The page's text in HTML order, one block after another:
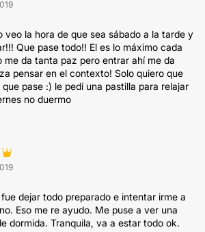
veo la hora de que sea sábado a la tarde y
Que pase todo!! El es lo máximo cada
me da tanta paz pero entrar ahí me da
pensar en el contexto! Solo quiero que
pase :) le pedí una pastilla para relajar
no duermo
dejar todo preparado e intentar irme a
Eso me re ayudo. Me puse a ver una
dormida. Tranquila, va a estar todo ok.